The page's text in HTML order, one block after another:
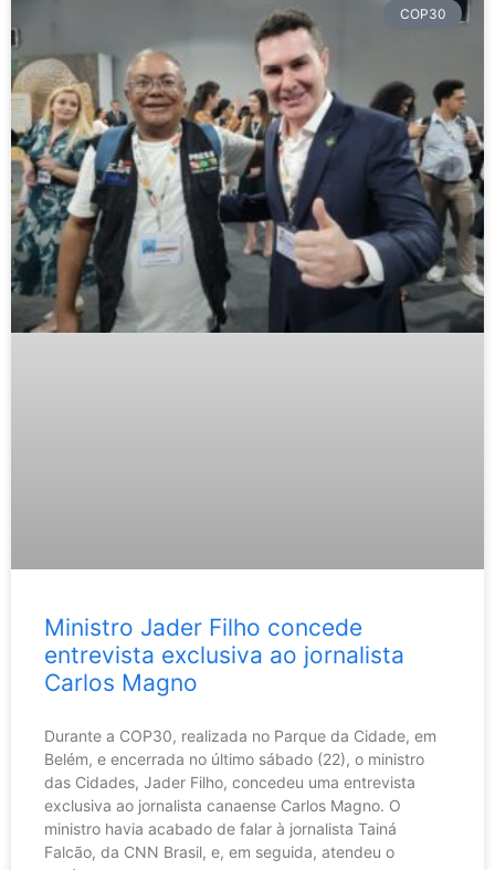
COP30
Ministro Jader Filho concede
entrevista exclusiva ao jornalista
Carlos Magno
Durante a COP30, realizada no Parque da Cidade, em
Belém, e encerrada no último sábado (22), o ministro
das Cidades, Jader Filho, concedeu uma entrevista
exclusiva ao jornalista canaense Carlos Magno. O
ministro havia acabado de falar à jornalista Tainá
Falcão, da CNN Brasil, e, em seguida, atendeu o